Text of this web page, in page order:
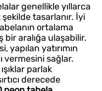
genellikle yıllarca
tasarlanır. İyi
ortalama
bir aralığa ulaşabilir.
yapılan yatırımın
vermesini sağlar.
parlak
derecede